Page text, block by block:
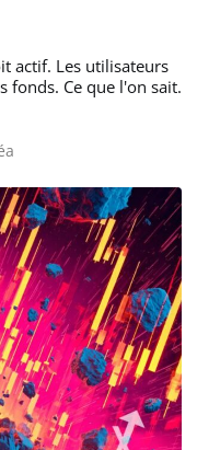
actif. Les utilisateurs
fonds. Ce que l'on sait.